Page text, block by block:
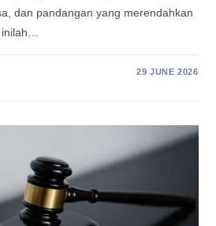
dan pandangan yang merendahkan
29 JUNE 2026